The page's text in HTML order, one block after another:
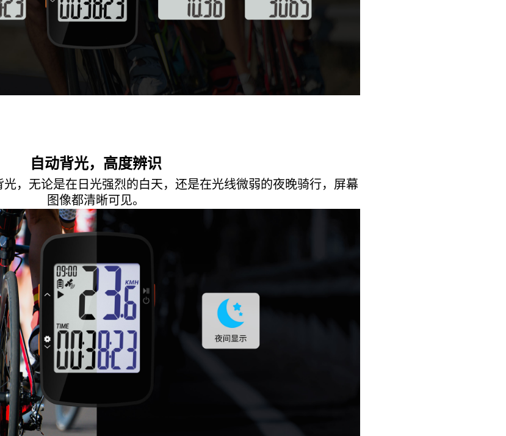
自动背光，高度辨识
，无论是在日光强烈的白天，还是在光线微弱的夜晚骑行，屏幕
图像都清晰可见。